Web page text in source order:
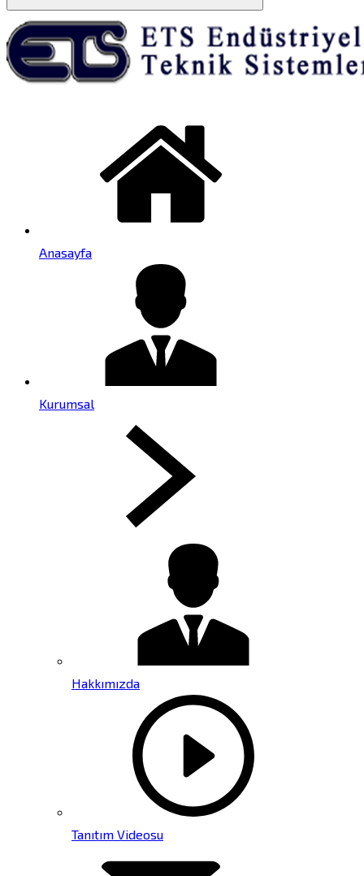
Anasayfa
Kurumsal
Hakkımızda
Tanıtım Videosu